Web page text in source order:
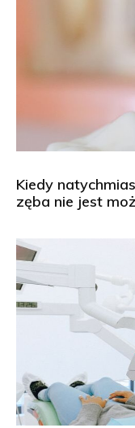
Kiedy
zęba nie jest